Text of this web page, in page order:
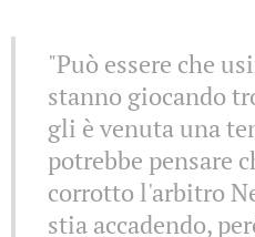
"Può essere che
stanno giocando
gli è venuta una
potrebbe pensare
corrotto l'arbitro
stia accadendo,